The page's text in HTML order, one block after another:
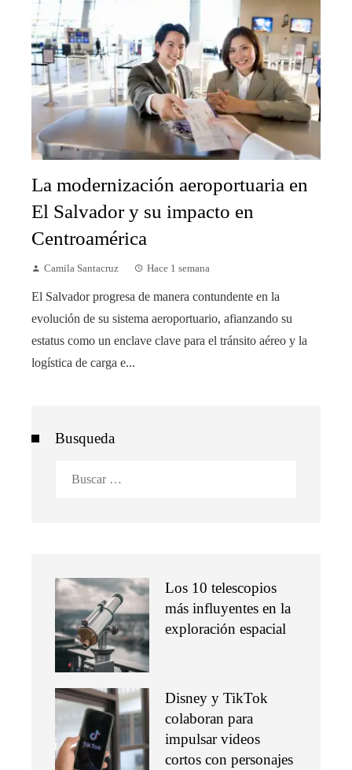
La modernización aeroportuaria en
El Salvador y su impacto en
Centroamérica
Camila Santacruz Hace 1 semana
El Salvador progresa de manera contundente en la
evolución de su sistema aeroportuario, afianzando su
estatus como un enclave clave para el tránsito aéreo y la
logística de carga e...
Busqueda
Los 10 telescopios
más influyentes en la
exploración espacial
Disney y TikTok
colaboran para
impulsar videos
cortos con personajes